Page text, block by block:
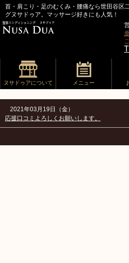
首・肩こり・足のむくみ・腰痛なら世田谷区
グヌサドゥア。マッサージ好きにも人気！
※
ヌサドゥアについて メニュー
2021年03月19日（金）
応援口コミよろしくお願いします。